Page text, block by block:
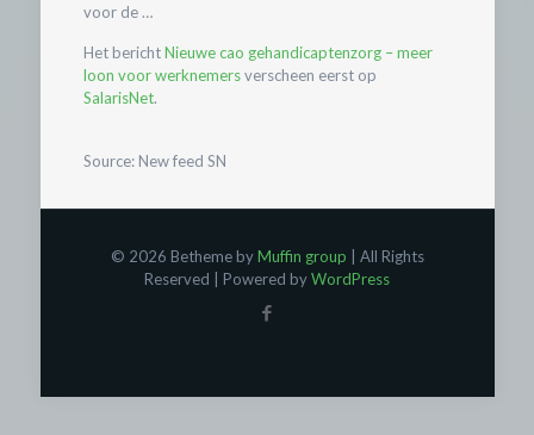
voor de …
Het berichtNieuwe cao gehandicaptenzorg – meer
loon voor werknemersverscheen eerst op
SalarisNet.
Source: New feed SN
© 2026 Betheme byMuffin group | All Rights
Reserved | Powered byWordPress